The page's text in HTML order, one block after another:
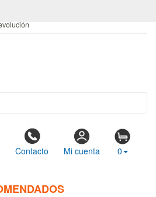
Contacto Mi cuenta 0